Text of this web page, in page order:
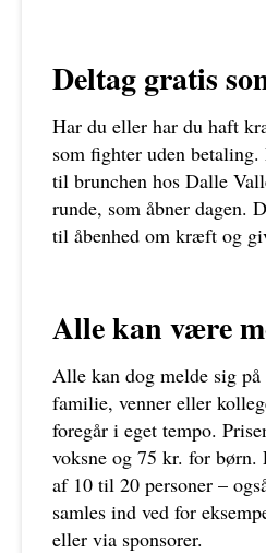
Deltag gratis
Har du eller har du haft
som fighter uden
til brunchen hos Dalle
runde, som åbner dagen.
til åbenhed om kræft og
Alle kan være
Alle kan dog melde sig
familie, venner eller
foregår i eget tempo.
voksne og 75 kr. for
af 10 til 20 personer –
samles ind ved for
eller via sponsorer.